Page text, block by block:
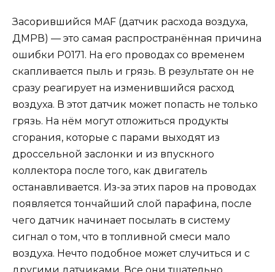
Засорившийся MAF (датчик расхода воздуха,
ДМРВ) — это самая распространённая причина
ошибки Р0171. На его проводах со временем
скапливается пыль и грязь. В результате он не
сразу реагирует на изменившийся расход
воздуха. В этот датчик может попасть не только
грязь. На нём могут отложиться продукты
сгорания, которые с парами выходят из
дроссельной заслонки и из впускного
коллектора после того, как двигатель
останавливается. Из-за этих паров на проводах
появляется тончайший слой парафина, после
чего датчик начинает посылать в систему
сигнал о том, что в топливной смеси мало
воздуха. Нечто подобное может случиться и с